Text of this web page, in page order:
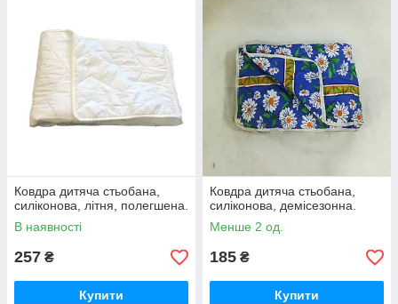
Ковдра дитяча стьобана,
силіконова, літня, полегшена.
В наявності
257 ₴
Купити
Ковдра дитяча стьобана,
силіконова, демісезонна.
Менше 2 од.
185 ₴
Купити